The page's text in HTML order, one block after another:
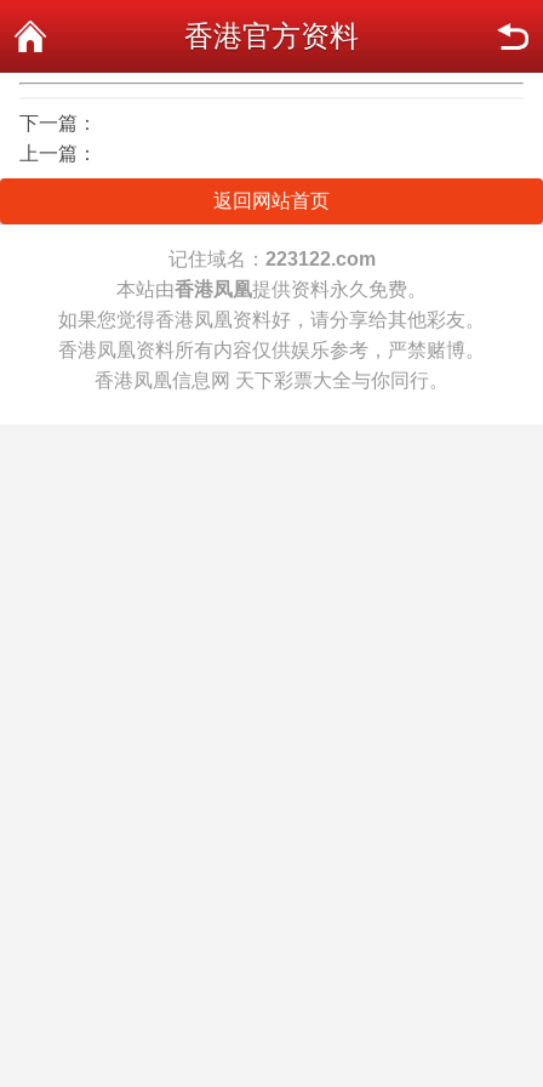
香港官方资料
下一篇：
上一篇：
返回网站首页
记住域名： 223122.com
本站由香港凤凰提供资料永久免费。
如果您觉得香港凤凰资料好，请分享给其他彩友。
香港凤凰资料所有内容仅供娱乐参考，严禁赌博。
香港凤凰信息网 天下彩票大全与你同行。